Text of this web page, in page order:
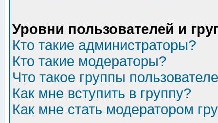
Уровни пользователей и
Кто такие администраторы?
Кто такие модераторы?
Что такое группы
Как мне вступить в группу?
Как мне стать модератором